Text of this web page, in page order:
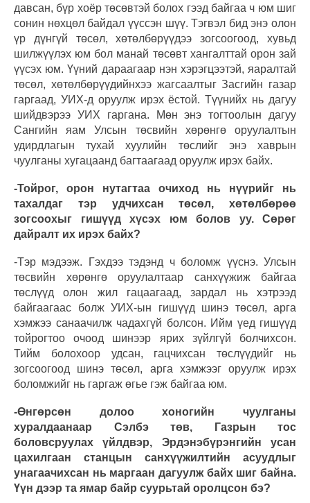
давсан, бүр хоёр төсөвтэй болох гээд байгаа ч юм шиг
сонин нөхцөл байдал үүссэн шүү. Тэгвэл бид энэ олон
үр дүнгүй төсөл, хөтөлбөрүүдээ зогсоогоод, хувьд
шилжүүлэх юм бол манай төсөвт хангалттай орон зай
үүсэх юм. Үүний дараагаар нэн хэрэгцээтэй, яаралтай
төсөл, хөтөлбөрүүдийнхээ жагсаалтыг Засгийн газар
гаргаад, УИХ-д оруулж ирэх ёстой. Түүнийх нь дагуу
шийдвэрээ УИХ гаргана. Мөн энэ тогтоолын дагуу
Сангийн яам Улсын төсвийн хөрөнгө оруулалтын
удирдлагын тухай хуулийн төслийг энэ хаврын
чуулганы хугацаанд багтаагаад оруулж ирэх байх.
-Тойрог, орон нутагтаа очиход нь нүүрийг нь
тахалдаг тэр удчихсан төсөл, хөтөлбөрөө
зогсоохыг гишүүд хүсэх юм болов уу. Сөрөг
дайралт их ирэх байх?
-Тэр мэдээж. Гэхдээ тэдэнд ч боломж үүснэ. Улсын
төсвийн хөрөнгө оруулалтаар санхүүжиж байгаа
төслүүд олон жил гацаагаад, зардал нь хэтрээд
байгаагаас болж УИХ-ын гишүүд шинэ төсөл, арга
хэмжээ санаачилж чадахгүй болсон. Ийм үед гишүүд
тойрогтоо очоод шинээр ярих зүйлгүй болчихсон.
Тийм болохоор удсан, гацчихсан төслүүдийг нь
зогсоогоод шинэ төсөл, арга хэмжээг оруулж ирэх
боломжийг нь гаргаж өгье гэж байгаа юм.
-Өнгөрсөн долоо хоногийн чуулганы
хуралдаанаар Сэлбэ төв, Газрын тос
боловсруулах үйлдвэр, Эрдэнэбүрэнгийн усан
цахилгаан станцын санхүүжилтийн асуудлыг
унагаачихсан нь маргаан дагуулж байх шиг байна.
Үүн дээр та ямар байр суурьтай оролцсон бэ?